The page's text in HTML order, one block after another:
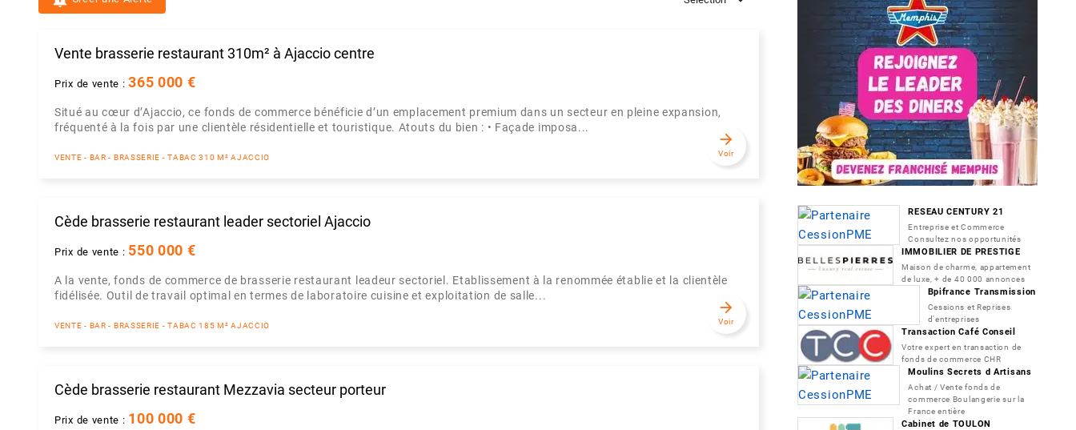
Vente brasserie restaurant 310m² à Ajaccio centre
Prix de vente :365 000 €
Situé au cœur d’Ajaccio, ce fonds de commerce bénéficie d’un emplacement premium dans un secteur en pleine expansion,
fréquenté à la fois par une clientèle résidentielle et touristique. Atouts du bien : • Façade imposa...
VENTE - BAR - BRASSERIE - TABAC 310 M² AJACCIO
arrow_forward
Voir
Cède brasserie restaurant leader sectoriel Ajaccio
Prix de vente : 550 000 €
A la vente, fonds de commerce de brasserie restaurant leadeur sectoriel. Etablissement à la renommée établie et la clientèle
fidélisée. Outil de travail optimal en termes de laboratoire cuisine et exploitation de salle...
VENTE - BAR - BRASSERIE - TABAC 185 M² AJACCIO
arrow_forward
Voir
Cède brasserie restaurant Mezzavia secteur porteur
Prix de vente : 100 000 €
RESEAU CENTURY 21
Entreprise et Commerce
Consultez nos opportunités
IMMOBILIER DE PRESTIGE
Maison de charme, appartement
de luxe, + de 40 000 annonces
Bpifrance Transmission
Cessions et Reprises
d'entreprises
Transaction Café Conseil
Votre expert en transaction de
fonds de commerce CHR
Moulins Secrets d Artisans
Achat / Vente fonds de
commerce Boulangerie sur la
France entière
Cabinet de TOULON